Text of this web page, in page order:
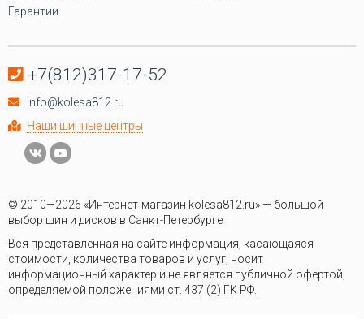
Гарантии
+7(812)317-17-52
info@kolesa812.ru
Наши шинные центры
© 2010—2026 «Интернет-магазин kolesa812.ru» — большой
выбор шин и дисков в Санкт-Петербурге
Вся представленная на сайте информация, касающаяся
стоимости, количества товаров и услуг, носит
информационный характер и не является публичной офертой,
определяемой положениями ст. 437 (2) ГК РФ.